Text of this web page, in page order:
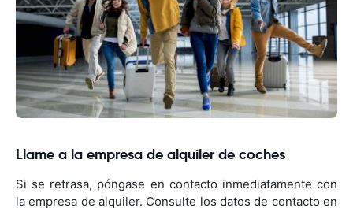
Llame a la empresa de alquiler de coches
Si se retrasa, póngase en contacto inmediatamente con
la empresa de alquiler. Consulte los datos de contacto en